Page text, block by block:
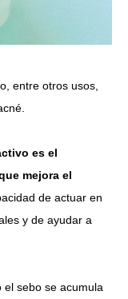
entre otros usos,
es el
mejora el
de actuar en
y de ayudar a
el sebo se acumula